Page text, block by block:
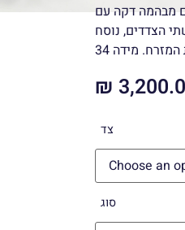
מבהמה דקה עם
הצדדים, נוסח
מידה 34
₪ 3,200.0
צד
סוג